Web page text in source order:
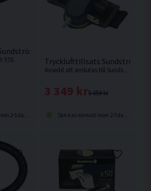
R06-0635 till SR 570
570.
2-5 dagar
Trycklufttillsats Sundström
Avsedd att anslutas till Sundström SR 540.
5 059 kr
3 349 kr
Skickas normalt inom 2-5 dagar